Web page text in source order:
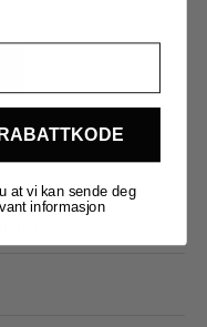
at vi kan sende deg
informasjon